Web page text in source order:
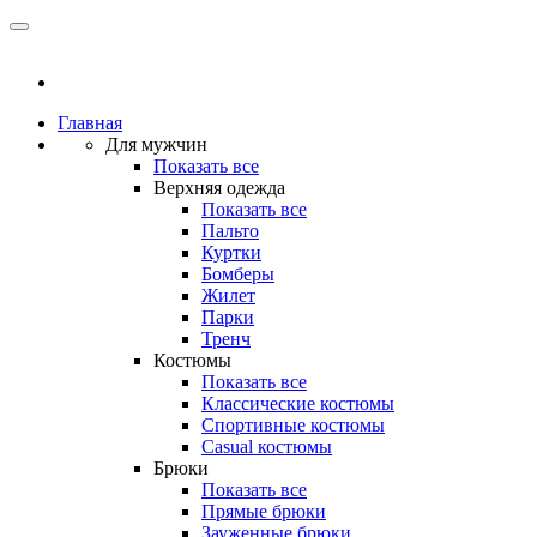
Главная
Для мужчин
Показать все
Верхняя одежда
Показать все
Пальто
Куртки
Бомберы
Жилет
Парки
Тренч
Костюмы
Показать все
Классические костюмы
Спортивные костюмы
Casual костюмы
Брюки
Показать все
Прямые брюки
Зауженные брюки